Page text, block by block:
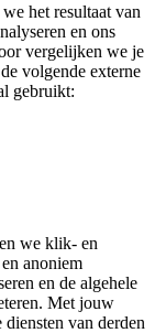
het resultaat van
en ons
vergelijken we je
volgende externe
gebruikt:
we klik- en
anoniem
en de algehele
Met jouw
van derden